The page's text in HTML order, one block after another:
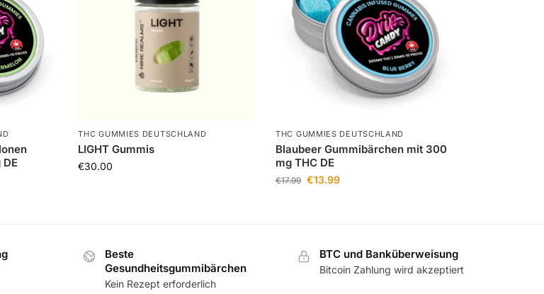
THC GUMMIES DEUTSCHLAND
LIGHT Gummis
€30.00
THC GUMMIES DEUTSCHLAND
Blaubeer Gummibärchen mit 300
mg THC DE
€17.99 €13.99
Beste
Gesundheitsgummibärchen
Kein Rezept erforderlich
BTC und Banküberweisung
Bitcoin Zahlung wird akzeptiert